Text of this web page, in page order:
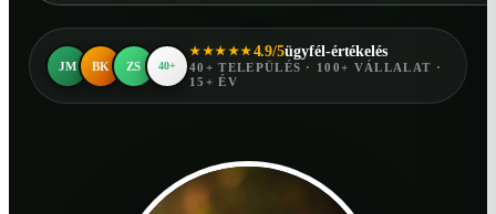
JM BK ZS 40+
★★★★★4.9/5ügyfél-értékelés
40+ TELEPÜLÉS · 100+ VÁLLALAT ·
15+ ÉV